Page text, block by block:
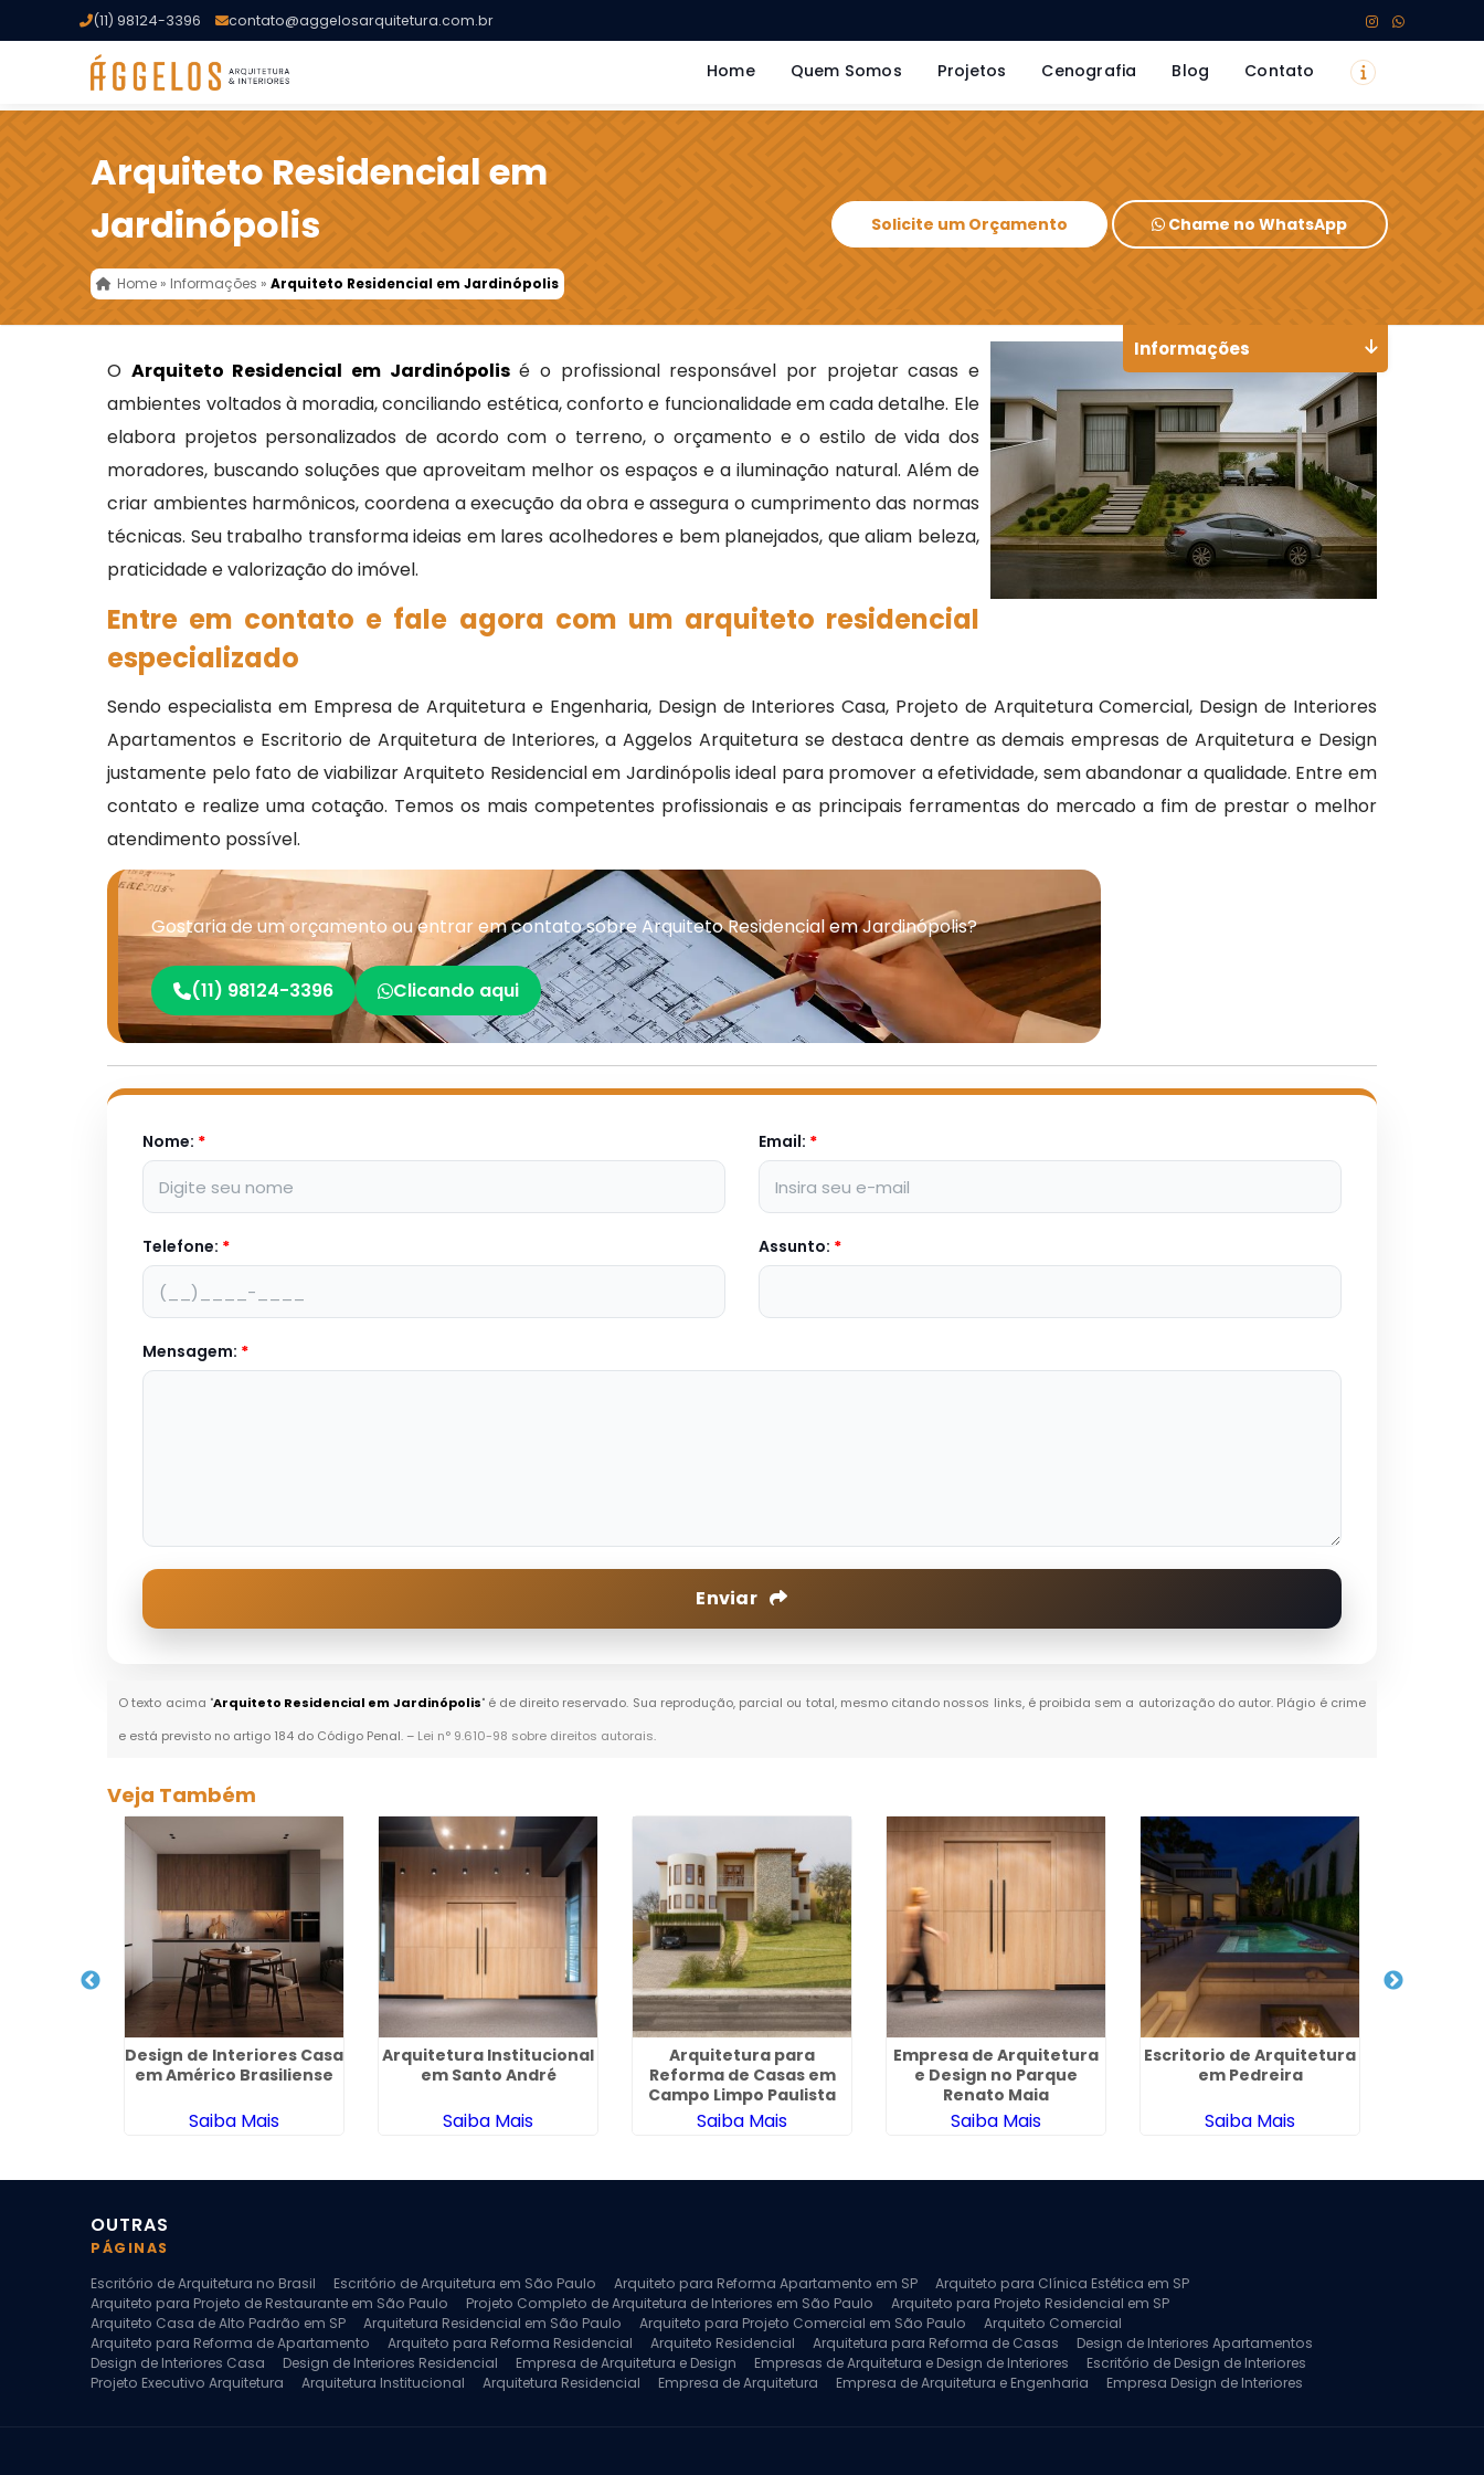
(11) 98124-3396 contato@aggelosarquitetura.com.br
Home Quem Somos Projetos Cenografia Blog Contato
Arquiteto Residencial em
Jardinópolis
Home » Informações »Arquiteto Residencial em Jardinópolis
Solicite um Orçamento Chame no WhatsApp
O Arquiteto Residencial em Jardinópolisé o profissional responsável por projetar casas e
ambientes voltados à moradia, conciliando estética, conforto e funcionalidade em cada detalhe. Ele
elabora projetos personalizados de acordo com o terreno, o orçamento e o estilo de vida dos
moradores, buscando soluções que aproveitam melhor os espaços e a iluminação natural. Além de
criar ambientes harmônicos, coordena a execução da obra e assegura o cumprimento das normas
técnicas. Seu trabalho transforma ideias em lares acolhedores e bem planejados, que aliam beleza,
praticidade e valorização do imóvel.
Entre em contato e fale agora com um arquiteto residencial
especializado
Sendo especialista em Empresa de Arquitetura e Engenharia, Design de Interiores Casa, Projeto de Arquitetura Comercial, Design de Interiores
Apartamentos e Escritorio de Arquitetura de Interiores, a Aggelos Arquitetura se destaca dentre as demais empresas de Arquitetura e Design
justamente pelo fato de viabilizar Arquiteto Residencial em Jardinópolis ideal para promover a efetividade, sem abandonar a qualidade. Entre em
contato e realize uma cotação. Temos os mais competentes profissionais e as principais ferramentas do mercado a fim de prestar o melhor
atendimento possível.
Gostaria de um orçamento ou entrar em contato sobre Arquiteto Residencial em Jardinópolis?
(11) 98124-3396 Clicando aqui
Nome: * Email: *
Telefone: * Assunto: *
Mensagem: *
Enviar
O texto acima "Arquiteto Residencial em Jardinópolis" é de direito reservado. Sua reprodução, parcial ou total, mesmo citando nossos links, é proibida sem a autorização do autor. Plágio é crime
e está previsto no artigo 184 do Código Penal. – Lei n° 9.610-98 sobre direitos autorais.
Informações
Veja Também
Design de Interiores Casa
em Américo Brasiliense
Saiba Mais
Arquitetura Institucional
em Santo André
Saiba Mais
Arquitetura para
Reforma de Casas em
Campo Limpo Paulista
Saiba Mais
Empresa de Arquitetura
e Design no Parque
Renato Maia
Saiba Mais
Escritorio de Arquitetura
em Pedreira
Saiba Mais
OUTRAS
PÁGINAS
Escritório de Arquitetura no Brasil
Escritório de Arquitetura em São Paulo Arquiteto para Reforma Apartamento em SP
Arquiteto para Clínica Estética em SP
Arquiteto para Projeto de Restaurante em São Paulo
Projeto Completo de Arquitetura de Interiores em São Paulo
Arquiteto para Projeto Residencial em SP
Arquiteto Casa de Alto Padrão em SP
Arquitetura Residencial em São Paulo Arquiteto para Projeto Comercial em São Paulo
Arquiteto Comercial
Arquiteto para Reforma de Apartamento
Arquiteto para Reforma Residencial Arquiteto Residencial Arquitetura para Reforma de Casas
Design de Interiores Apartamentos
Design de Interiores Casa
Design de Interiores Residencial Empresa de Arquitetura e Design Empresas de Arquitetura e Design de Interiores
Escritório de Design de Interiores
Projeto Executivo Arquitetura
Arquitetura Institucional Arquitetura Residencial Empresa de Arquitetura Empresa de Arquitetura e Engenharia
Empresa Design de Interiores